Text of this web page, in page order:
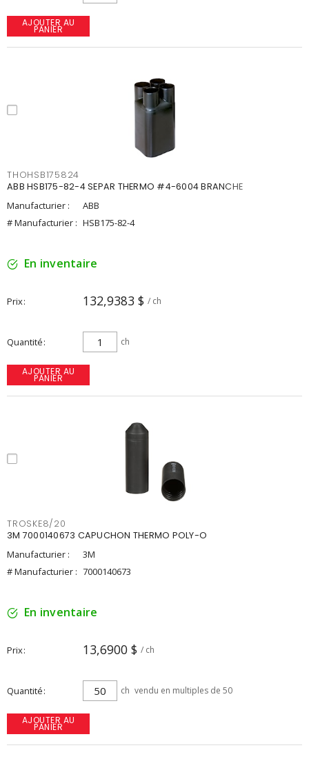
AJOUTER AU
PANIER
THOHSB175824
ABB HSB175-82-4 SEPAR THERMO #4-6004 BRANCHE
Manufacturier :
ABB
# Manufacturier : HSB175-82-4
En inventaire
Prix 132,9383 $ / ch
Quantité ch
AJOUTER AU
PANIER
TROSKE8/20
3M 7000140673 CAPUCHON THERMO POLY-O
Manufacturier :
3M
# Manufacturier : 7000140673
En inventaire
Prix 13,6900 $ / ch
Quantité ch vendu en multiples de 50
AJOUTER AU
PANIER